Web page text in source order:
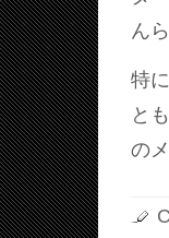
ん
特
と
の